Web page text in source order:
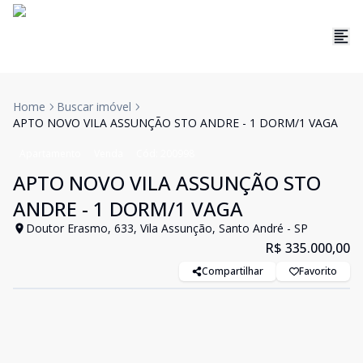
Home
Buscar imóvel
APTO NOVO VILA ASSUNÇÃO STO ANDRE - 1 DORM/1 VAGA
APTO NOVO VILA ASSUNÇÃO STO
ANDRE - 1 DORM/1 VAGA
Doutor Erasmo, 633, Vila Assunção, Santo André - SP
R$ 335.000,00
Compartilhar Favorito